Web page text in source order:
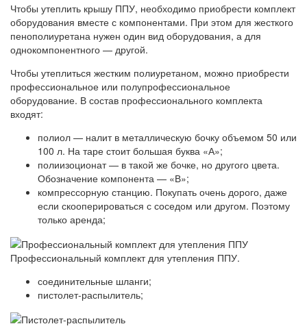
Чтобы утеплить крышу ППУ, необходимо приобрести комплект
оборудования вместе с компонентами. При этом для жесткого
пенополиуретана нужен один вид оборудования, а для
однокомпонентного — другой.
Чтобы утеплиться жестким полиуретаном, можно приобрести
профессиональное или полупрофессиональное
оборудование. В состав профессионального комплекта
входят:
полиол — налит в металлическую бочку объемом 50 или
100 л. На таре стоит большая буква «А»;
полиизоционат — в такой же бочке, но другого цвета.
Обозначение компонента — «В»;
компрессорную станцию. Покупать очень дорого, даже
если скооперироваться с соседом или другом. Поэтому
только аренда;
Профессиональный комплект для утепления ППУ.
соединительные шланги;
пистолет-распылитель;